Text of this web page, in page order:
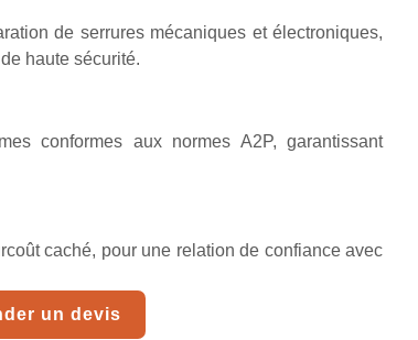
de serrures mécaniques et électroniques,
haute sécurité.
conformes aux normes A2P, garantissant
caché, pour une relation de confiance avec
un devis